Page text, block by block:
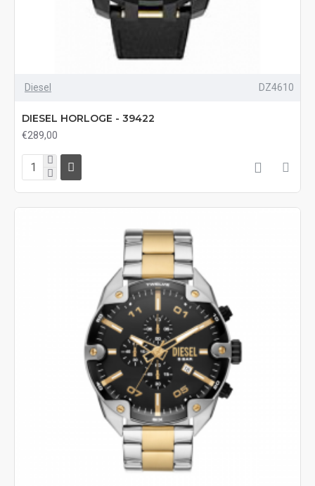
Diesel DZ4610
DIESEL HORLOGE - 39422
€289,00